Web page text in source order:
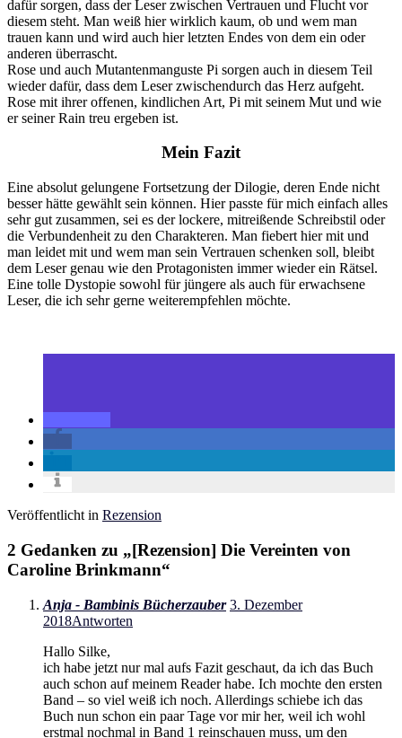
dafür sorgen, dass der Leser zwischen Vertrauen und Flucht vor
diesem steht. Man weiß hier wirklich kaum, ob und wem man
trauen kann und wird auch hier letzten Endes von dem ein oder
anderen überrascht.
Rose und auch Mutantenmanguste Pi sorgen auch in diesem Teil
wieder dafür, dass dem Leser zwischendurch das Herz aufgeht.
Rose mit ihrer offenen, kindlichen Art, Pi mit seinem Mut und wie
er seiner Rain treu ergeben ist.
Mein Fazit
Eine absolut gelungene Fortsetzung der Dilogie, deren Ende nicht
besser hätte gewählt sein können. Hier passte für mich einfach alles
sehr gut zusammen, sei es der lockere, mitreißende Schreibstil oder
die Verbundenheit zu den Charakteren. Man fiebert hier mit und
man leidet mit und wem man sein Vertrauen schenken soll, bleibt
dem Leser genau wie den Protagonisten immer wieder ein Rätsel.
Eine tolle Dystopie sowohl für jüngere als auch für erwachsene
Leser, die ich sehr gerne weiterempfehlen möchte.
Veröffentlicht in Rezension
2 Gedanken zu „[Rezension] Die Vereinten von
Caroline Brinkmann“
Anja - Bambinis Bücherzauber 3. Dezember
2018Antworten
Hallo Silke,
ich habe jetzt nur mal aufs Fazit geschaut, da ich das Buch
auch schon auf meinem Reader habe. Ich mochte den ersten
Band – so viel weiß ich noch. Allerdings schiebe ich das
Buch nun schon ein paar Tage vor mir her, weil ich wohl
erstmal nochmal in Band 1 reinschauen muss, um den